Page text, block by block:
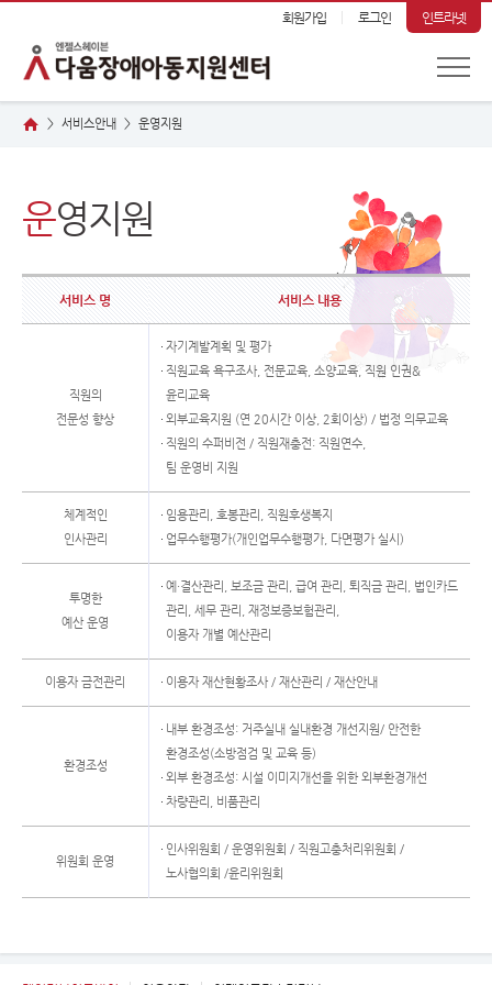
회원가입 로그인 인트라넷
> 서비스안내 > 운영지원
운영지원
서비스 명 서비스 내용
직원의
전문성 향상
자기계발계획 및 평가
직원교육 욕구조사, 전문교육, 소양교육, 직원 인권&
윤리교육
외부교육지원 (연 20시간 이상, 2회이상) / 법정 의무교육
직원의 수퍼비전 / 직원재충전: 직원연수,
팀 운영비 지원
체계적인
인사관리
임용관리, 호봉관리, 직원후생복지
업무수행평가(개인업무수행평가, 다면평가 실시)
투명한
예산 운영
예·결산관리, 보조금 관리, 급여 관리, 퇴직금 관리, 법인카드
관리, 세무 관리, 재정보증보험관리,
이용자 개별 예산관리
이용자 금전관리 이용자 재산현황조사 / 재산관리 / 재산안내
환경조성
내부 환경조성: 거주실내 실내환경 개선지원/ 안전한
환경조성(소방점검 및 교육 등)
외부 환경조성: 시설 이미지개선을 위한 외부환경개선
차량관리, 비품관리
위원회 운영
인사위원회 / 운영위원회 / 직원고충처리위원회 /
노사협의회 /윤리위원회